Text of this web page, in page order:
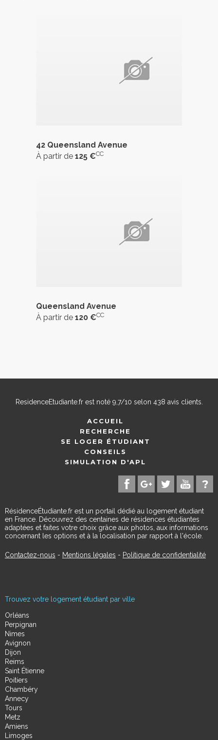
42 Queensland Avenue
À partir de 125 €CC
Queensland Avenue
À partir de 120 €CC
ResidenceEtudiante.frest noté 9,7/10 selon 438 avis clients.
ACCUEIL
RECHERCHE
SE LOGER ÉTUDIANT
CONSEILS
SIMULATION D'APL
RésidenceÉtudiante.fr est un portail dédié au logement étudiant
en France. Découvrez des centaines de résidences étudiantes
adaptées et faites votre choix grâce aux photos, aux informations
concernant les options et à la localisation par rapport à l'école.
Contactez-nous - Mentions légales - Politique de confidentialité
Trouvez votre logement étudiant par ville
Orléans
Perpignan
Nimes
Avignon
Dijon
Reims
Saint Étienne
Poitiers
Chambéry
Annecy
Tours
Metz
Amiens
Limoges